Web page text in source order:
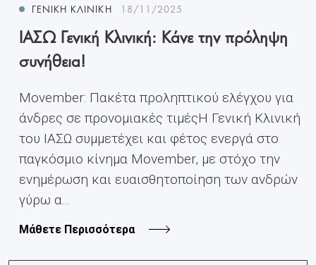
ΓΕΝΙΚΉ ΚΛΙΝΙΚΉ 18/11/2025
ΙΑΣΩ Γενική Κλινική: Κάνε την πρόληψη
συνήθεια!
Movember: Πακέτα προληπτικού ελέγχου για
άνδρες σε προνομιακές τιμέςH Γενική Κλινική
του ΙΑΣΩ συμμετέχει και φέτος ενεργά στο
παγκόσμιο κίνημα Movember, με στόχο την
ενημέρωση και ευαισθητοποίηση των ανδρών
γύρω α...
Μάθετε Περισσότερα